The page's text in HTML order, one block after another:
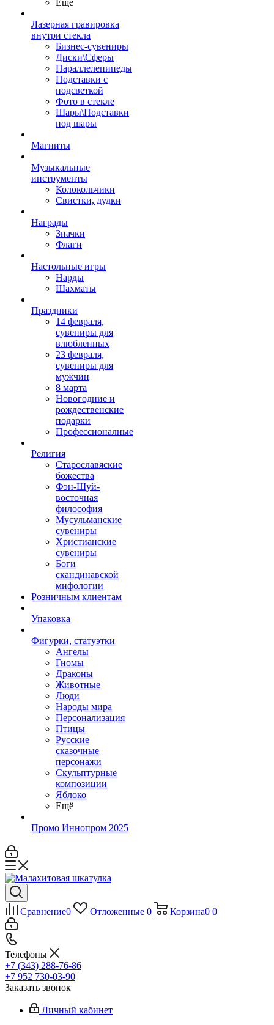
Ещё
Лазерная гравировка
внутри стекла
Бизнес-сувениры
Диски\Сферы
Параллелепипеды
Подставки с
подсветкой
Фото в стекле
Шары\Подставки
под шары
Магниты
Музыкальные
инструменты
Колокольчики
Свистки, дудки
Награды
Значки
Флаги
Настольные игры
Нарды
Шахматы
Праздники
14 февраля,
сувениры для
влюбленных
23 февраля,
сувениры для
мужчин
8 марта
Новогодние и
рождественские
подарки
Профессионалные
Религия
Старославяские
божества
Фэн-Шуй-
восточная
философия
Мусульманские
сувениры
Христианские
сувениры
Боги
скандинавской
мифологии
Розничным клиентам
Упаковка
Фигурки, статуэтки
Ангелы
Гномы
Драконы
Животные
Люди
Народы мира
Персонализация
Птицы
Русские
сказочные
персонажи
Скульптурные
композиции
Яблоко
Ещё
Промо Иннопром 2025
Сравнение0 Отложенные 0 Корзина0 0
Телефоны
+7 (343) 288-76-86
+7 952 730-03-90
Заказать звонок
Личный кабинет